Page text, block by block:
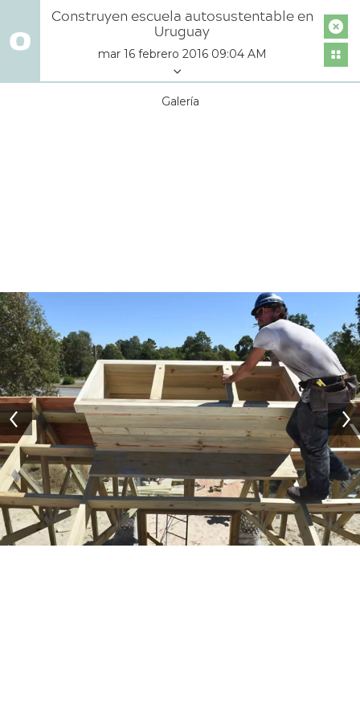
Construyen escuela autosustentable en
Uruguay
mar 16 febrero 2016 09:04 AM
Galería